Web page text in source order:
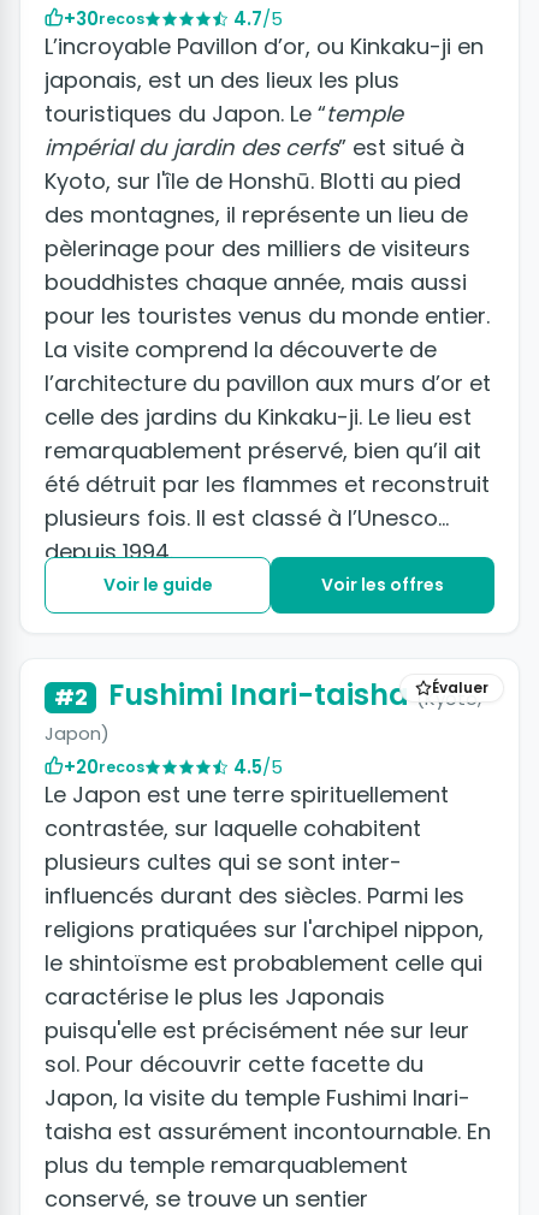
+30recos 4.7/5
L’incroyable Pavillon d’or, ou Kinkaku-ji en
japonais, est un des lieux les plus
touristiques du Japon. Le “temple
impérial du jardin des cerfs” est situé à
Kyoto, sur l'île de Honshū. Blotti au pied
des montagnes, il représente un lieu de
pèlerinage pour des milliers de visiteurs
bouddhistes chaque année, mais aussi
pour les touristes venus du monde entier.
La visite comprend la découverte de
l’architecture du pavillon aux murs d’or et
celle des jardins du Kinkaku-ji. Le lieu est
remarquablement préservé, bien qu’il ait
été détruit par les flammes et reconstruit
plusieurs fois. Il est classé à l’Unesco
depuis 1994.
Voir le guide Voir les offres
Évaluer
#2 Fushimi Inari-taisha(Kyōto,
Japon)
+20recos 4.5/5
Le Japon est une terre spirituellement
contrastée, sur laquelle cohabitent
plusieurs cultes qui se sont inter-
influencés durant des siècles. Parmi les
religions pratiquées sur l'archipel nippon,
le shintoïsme est probablement celle qui
caractérise le plus les Japonais
puisqu'elle est précisément née sur leur
sol. Pour découvrir cette facette du
Japon, la visite du temple Fushimi Inari-
taisha est assurément incontournable. En
plus du temple remarquablement
conservé, se trouve un sentier